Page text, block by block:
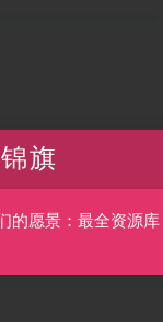
旗
的愿景：最全资源库